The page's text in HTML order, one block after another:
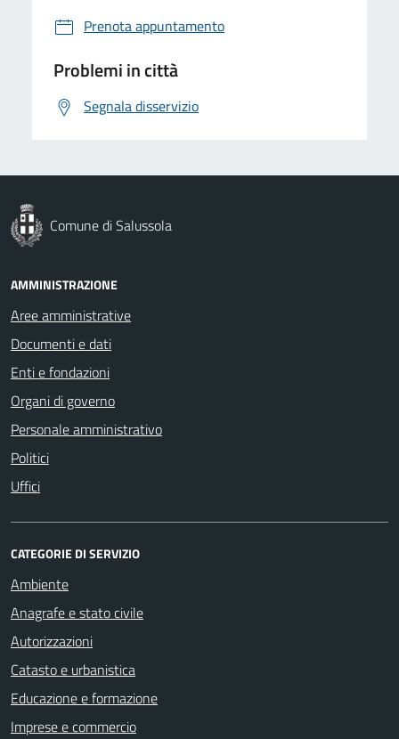
Prenota appuntamento
Problemi in città
Segnala disservizio
Comune di Salussola
AMMINISTRAZIONE
Aree amministrative
Documenti e dati
Enti e fondazioni
Organi di governo
Personale amministrativo
Politici
Uffici
CATEGORIE DI SERVIZIO
Ambiente
Anagrafe e stato civile
Autorizzazioni
Catasto e urbanistica
Educazione e formazione
Imprese e commercio